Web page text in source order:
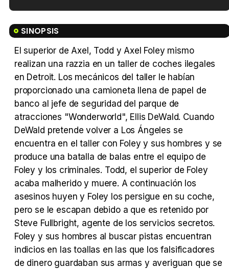
Tráiler 'Do Not Enter' (2026)
SINOPSIS
El superior de Axel, Todd y Axel Foley mismo
realizan una razzia en un taller de coches ilegales
en Detroit. Los mecánicos del taller le habían
proporcionado una camioneta llena de papel de
banco al jefe de seguridad del parque de
atracciones "Wonderworld", Ellis DeWald. Cuando
DeWald pretende volver a Los Ángeles se
encuentra en el taller con Foley y sus hombres y se
produce una batalla de balas entre el equipo de
Foley y los criminales. Todd, el superior de Foley
acaba malherido y muere. A continuación los
asesinos huyen y Foley los persigue en su coche,
pero se le escapan debido a que es retenido por
Steve Fullbright, agente de los servicios secretos.
Foley y sus hombres al buscar pistas encuentran
indicios en las toallas en las que los falsificadores
de dinero guardaban sus armas y averiguan que se